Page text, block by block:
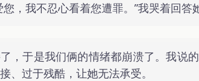
您，我不忍心看着您遭罪。”我哭着回答
，于是我们俩的情绪都崩溃了。我说
、过于残酷，让她无法承受。